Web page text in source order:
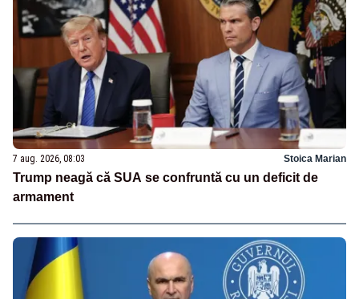
7 aug. 2026, 08:03 Stoica Marian
Trump neagă că SUA se confruntă cu un deficit de
armament